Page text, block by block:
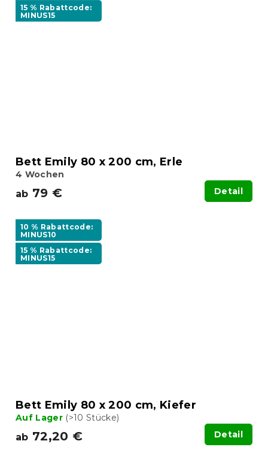
15 % Rabattcode:
MINUS15
Bett Emily 80 x 200 cm, Erle
4 Wochen
ab 79 € Detail
10 % Rabattcode:
MINUS10
15 % Rabattcode:
MINUS15
Bett Emily 80 x 200 cm, Kiefer
Auf Lager (>10 Stücke)
ab 72,20 € Detail